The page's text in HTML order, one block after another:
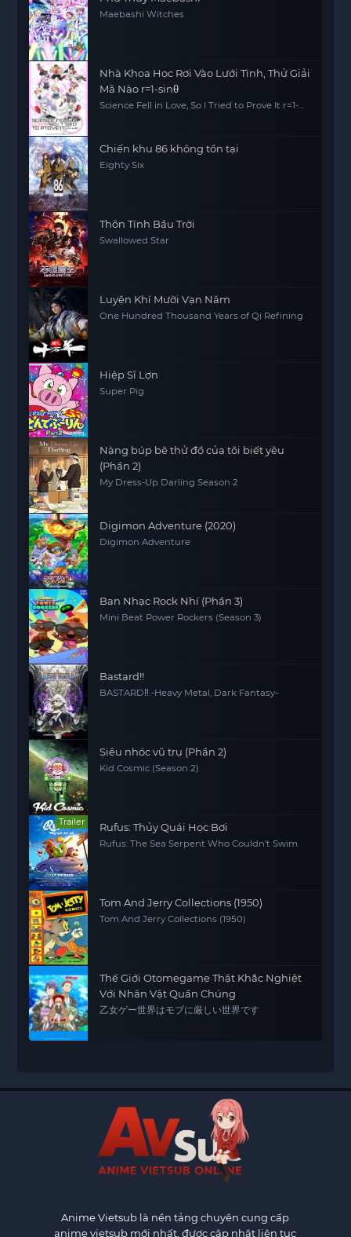
Maebashi Witches
Nhà Khoa Học Rơi Vào Lưới Tình, Thử Giải
Mã Nào r=1-sinθ
Science Fell in Love, So I Tried to Prove It r=1-
Chiến khu 86 không tồn tại
Eighty Six
Thôn Tính Bầu Trời
Swallowed Star
Luyện Khí Mười Vạn Năm
One Hundred Thousand Years of Qi Refining
Hiệp Sĩ Lợn
Super Pig
Nàng búp bê thử đồ của tôi biết yêu
(Phần 2)
My Dress-Up Darling Season 2
Digimon Adventure (2020)
Digimon Adventure
Ban Nhạc Rock Nhí (Phần 3)
Mini Beat Power Rockers (Season 3)
Bastard!!
BASTARD‼ -Heavy Metal, Dark Fantasy-
Siêu nhóc vũ trụ (Phần 2)
Kid Cosmic (Season 2)
Trailer Rufus: Thủy Quái Học Bơi
Rufus: The Sea Serpent Who Couldn't Swim
Tom And Jerry Collections (1950)
Tom And Jerry Collections (1950)
Thế Giới Otomegame Thật Khắc Nghiệt
Với Nhân Vật Quần Chúng
乙女ゲー世界はモブに厳しい世界です
Anime Vietsub là nền tảng chuyên cung cấp
anime vietsub mới nhất, được cập nhật liên tục